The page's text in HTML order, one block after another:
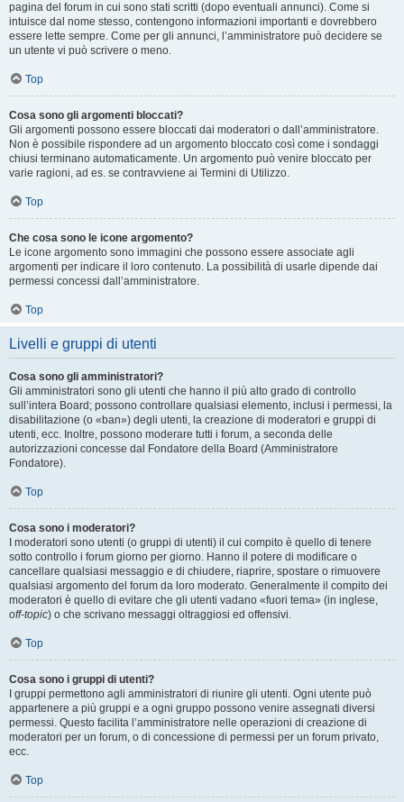
pagina del forum in cui sono stati scritti (dopo eventuali annunci). Come si
intuisce dal nome stesso, contengono informazioni importanti e dovrebbero
essere lette sempre. Come per gli annunci, l’amministratore può decidere se
un utente vi può scrivere o meno.
Top
Cosa sono gli argomenti bloccati?
Gli argomenti possono essere bloccati dai moderatori o dall’amministratore.
Non è possibile rispondere ad un argomento bloccato così come i sondaggi
chiusi terminano automaticamente. Un argomento può venire bloccato per
varie ragioni, ad es. se contravviene ai Termini di Utilizzo.
Top
Che cosa sono le icone argomento?
Le icone argomento sono immagini che possono essere associate agli
argomenti per indicare il loro contenuto. La possibilità di usarle dipende dai
permessi concessi dall’amministratore.
Top
Livelli e gruppi di utenti
Cosa sono gli amministratori?
Gli amministratori sono gli utenti che hanno il più alto grado di controllo
sull’intera Board; possono controllare qualsiasi elemento, inclusi i permessi, la
disabilitazione (o «ban») degli utenti, la creazione di moderatori e gruppi di
utenti, ecc. Inoltre, possono moderare tutti i forum, a seconda delle
autorizzazioni concesse dal Fondatore della Board (Amministratore
Fondatore).
Top
Cosa sono i moderatori?
I moderatori sono utenti (o gruppi di utenti) il cui compito è quello di tenere
sotto controllo i forum giorno per giorno. Hanno il potere di modificare o
cancellare qualsiasi messaggio e di chiudere, riaprire, spostare o rimuovere
qualsiasi argomento del forum da loro moderato. Generalmente il compito dei
moderatori è quello di evitare che gli utenti vadano «fuori tema» (in inglese,
off-topic) o che scrivano messaggi oltraggiosi ed offensivi.
Top
Cosa sono i gruppi di utenti?
I gruppi permettono agli amministratori di riunire gli utenti. Ogni utente può
appartenere a più gruppi e a ogni gruppo possono venire assegnati diversi
permessi. Questo facilita l’amministratore nelle operazioni di creazione di
moderatori per un forum, o di concessione di permessi per un forum privato,
ecc.
Top